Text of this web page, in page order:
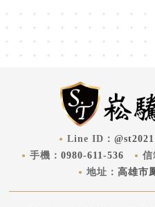
@st2021
0980-611-536
高雄市